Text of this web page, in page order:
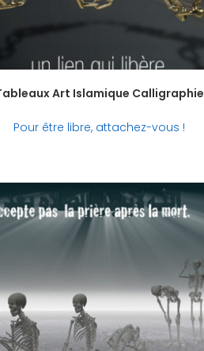
Art Islamique Calligraphie
Pour être libre, attachez-vous !